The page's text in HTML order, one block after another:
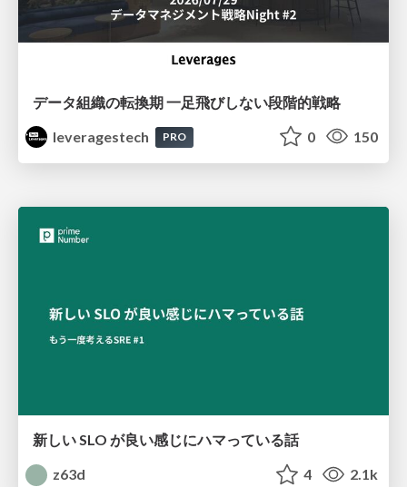
データ組織の転換期 一足飛びしない段階的戦略
leveragestech
PRO 0 150
新しい SLO が良い感じにハマっている話
z63d
4 2.1k